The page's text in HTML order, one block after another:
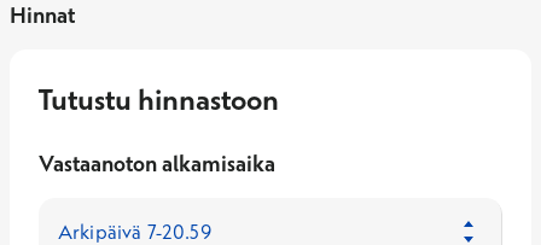
Hinnat
Tutustu hinnastoon
Vastaanoton alkamisaika